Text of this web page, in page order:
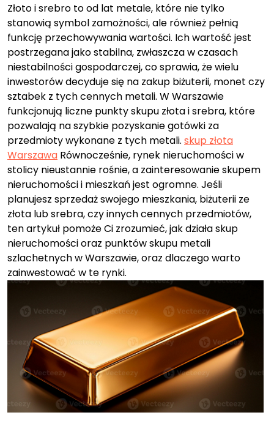
Złoto i srebro to od lat metale, które nie tylko
stanowią symbol zamożności, ale również pełnią
funkcję przechowywania wartości. Ich wartość jest
postrzegana jako stabilna, zwłaszcza w czasach
niestabilności gospodarczej, co sprawia, że wielu
inwestorów decyduje się na zakup biżuterii, monet czy
sztabek z tych cennych metali. W Warszawie
funkcjonują liczne punkty skupu złota i srebra, które
pozwalają na szybkie pozyskanie gotówki za
przedmioty wykonane z tych metali. skup złota
Warszawa Równocześnie, rynek nieruchomości w
stolicy nieustannie rośnie, a zainteresowanie skupem
nieruchomości i mieszkań jest ogromne. Jeśli
planujesz sprzedaż swojego mieszkania, biżuterii ze
złota lub srebra, czy innych cennych przedmiotów,
ten artykuł pomoże Ci zrozumieć, jak działa skup
nieruchomości oraz punktów skupu metali
szlachetnych w Warszawie, oraz dlaczego warto
zainwestować w te rynki.